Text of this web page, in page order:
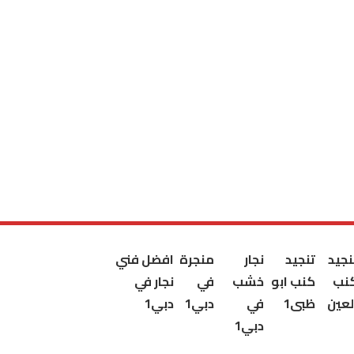
تنجيد
كنب ابو
ظبى1
نجار
خشب
في
دبي1
منجرة
في
دبي1
افضل فني
نجار في
دبي1